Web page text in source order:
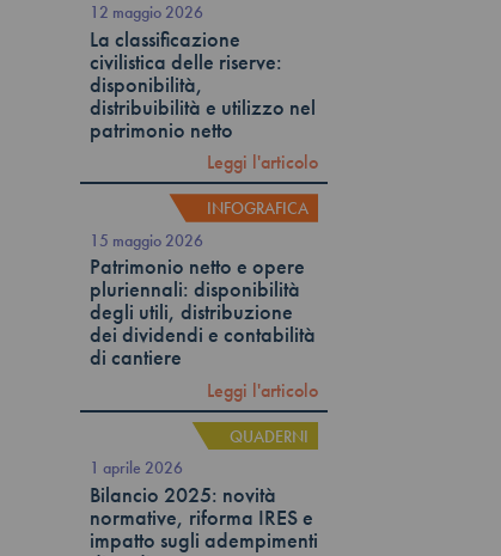
12 maggio 2026
La classificazione
civilistica delle riserve:
disponibilità,
distribuibilità e utilizzo nel
patrimonio netto
Leggi l'articolo
INFOGRAFICA
15 maggio 2026
Patrimonio netto e opere
pluriennali: disponibilità
degli utili, distribuzione
dei dividendi e contabilità
di cantiere
Leggi l'articolo
QUADERNI
1 aprile 2026
Bilancio 2025: novità
normative, riforma IRES e
impatto sugli adempimenti